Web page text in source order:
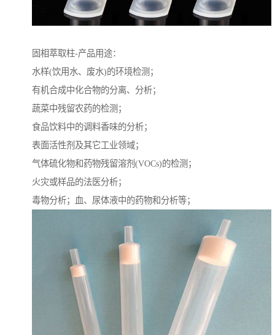
固相萃取柱-产品用途：
水样(饮用水、废水)的环境检测；
有机合成中化合物的分离、分析；
蔬菜中残留农药的检测；
食品饮料中的调料香味的分析；
表面活性剂及其它工业领域；
气体硫化物和药物残留溶剂(VOCs)的检测；
火灾或样品的法医分析；
毒物分析；血、尿体液中的药物和分析等；